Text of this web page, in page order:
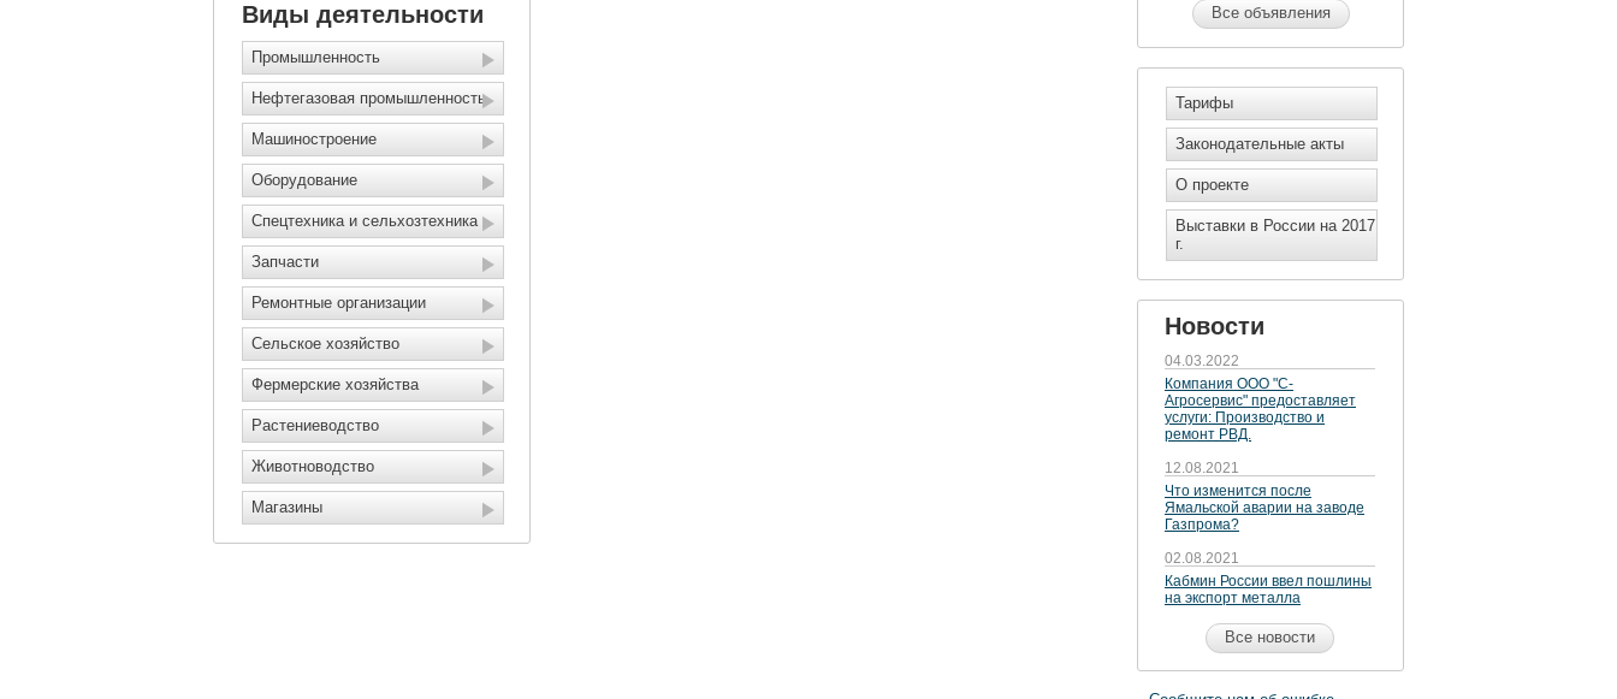
Виды деятельности
Промышленность
Нефтегазовая промышленность
Машиностроение
Оборудование
Спецтехника и сельхозтехника
Запчасти
Ремонтные организации
Сельское хозяйство
Фермерские хозяйства
Растениеводство
Животноводство
Магазины
Все объявления
Тарифы
Законодательные акты
О проекте
Выставки в России на 2017
г.
Новости
04.03.2022
Компания ООО "С-
Агросервис" предоставляет
услуги: Производство и
ремонт РВД.
12.08.2021
Что изменится после
Ямальской аварии на заводе
Газпрома?
02.08.2021
Кабмин России ввел пошлины
на экспорт металла
Все новости